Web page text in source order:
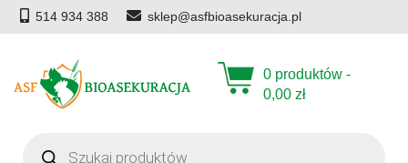
514 934 388 sklep@asfbioasekuracja.pl
0 produktów -
0,00 zł
produktów